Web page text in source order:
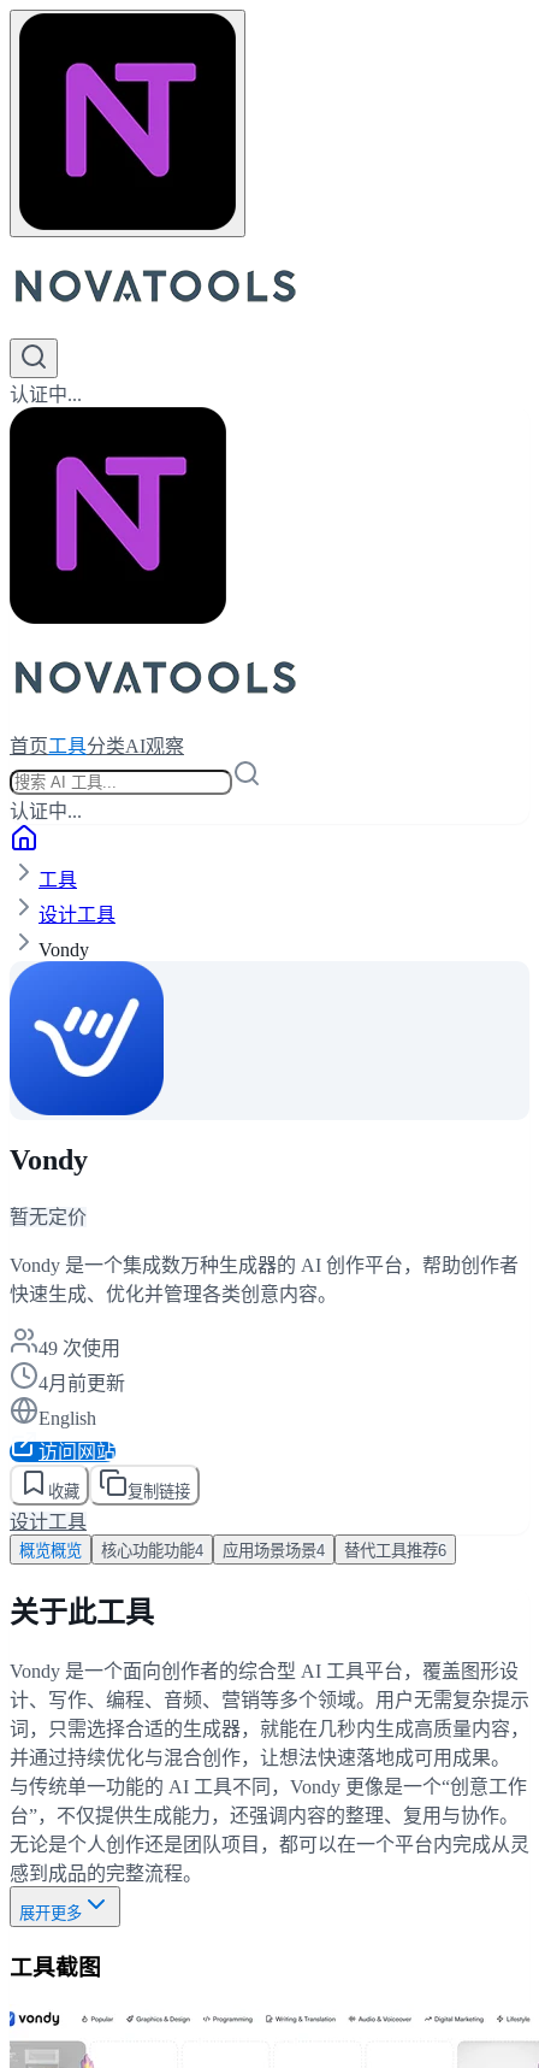
认证中...
首页工具分类AI观察
认证中...
工具
设计工具
Vondy
Vondy
暂无定价
Vondy 是一个集成数万种生成器的 AI 创作平台，帮助创作者
快速生成、优化并管理各类创意内容。
49 次使用
4月前更新
English
访问网站
收藏 复制链接
设计工具
概览概览 核心功能功能4 应用场景场景4 替代工具推荐6
关于此工具
Vondy 是一个面向创作者的综合型 AI 工具平台，覆盖图形设
计、写作、编程、音频、营销等多个领域。用户无需复杂提示
词，只需选择合适的生成器，就能在几秒内生成高质量内容，
并通过持续优化与混合创作，让想法快速落地成可用成果。
与传统单一功能的 AI 工具不同，Vondy 更像是一个“创意工作
台”，不仅提供生成能力，还强调内容的整理、复用与协作。
无论是个人创作还是团队项目，都可以在一个平台内完成从灵
感到成品的完整流程。
展开更多
工具截图